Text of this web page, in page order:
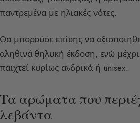
παντρεμένα με ηλιακές νότες.
Θα μπορούσε επίσης να
αληθινά θηλυκή έκδοση, ενώ
παιχτεί κυρίως ανδρικά ή unisex.
Τα αρώματα που
λεβάντα